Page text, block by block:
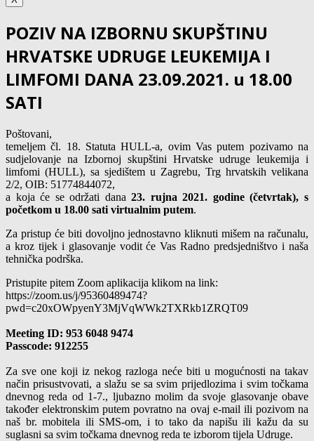
POZIV NA IZBORNU SKUPŠTINU
HRVATSKE UDRUGE LEUKEMIJA I
LIMFOMI DANA 23.09.2021. u 18.00
SATI
Poštovani,
temeljem čl. 18. Statuta HULL-a, ovim Vas putem pozivamo na
sudjelovanje na Izbornoj skupštini Hrvatske udruge leukemija i
limfomi (HULL), sa sjedištem u Zagrebu, Trg hrvatskih velikana
2/2, OIB: 51774844072,
a koja će se održati dana23. rujna 2021. godine (četvrtak), s
početkom u 18.00 sati virtualnim putem.
Za pristup će biti dovoljno jednostavno kliknuti mišem na računalu,
a kroz tijek i glasovanje vodit će Vas Radno predsjedništvo i naša
tehnička podrška.
Pristupite pitem Zoom aplikacija klikom na link:
https://zoom.us/j/95360489474?
pwd=c20xOWpyenY3MjVqWWk2TXRkb1ZRQT09
Meeting ID: 953 6048 9474
Passcode: 912255
Za sve one koji iz nekog razloga neće biti u mogućnosti na takav
način prisustvovati, a slažu se sa svim prijedlozima i svim točkama
dnevnog reda od 1-7., ljubazno molim da svoje glasovanje obave
također elektronskim putem povratno na ovaj e-mail ili pozivom na
naš br. mobitela ili SMS-om, i to tako da napišu ili kažu da su
suglasni sa svim točkama dnevnog reda te izborom tijela Udruge.